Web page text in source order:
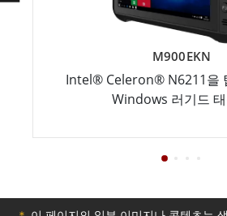
M900EKN
Intel® Celeron® N6211을
Windows 러기드